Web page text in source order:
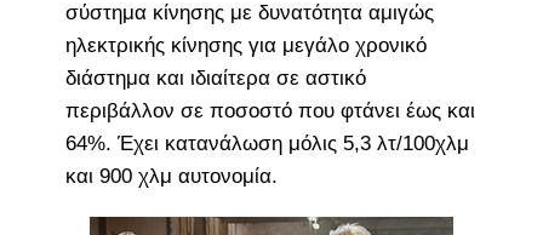
σύστημα κίνησης με δυνατότητα αμιγώς
ηλεκτρικής κίνησης για μεγάλο χρονικό
διάστημα και ιδιαίτερα σε αστικό
περιβάλλον σε ποσοστό που φτάνει έως και
64%. Έχει κατανάλωση μόλις 5,3 λτ/100χλμ
και 900 χλμ αυτονομία.